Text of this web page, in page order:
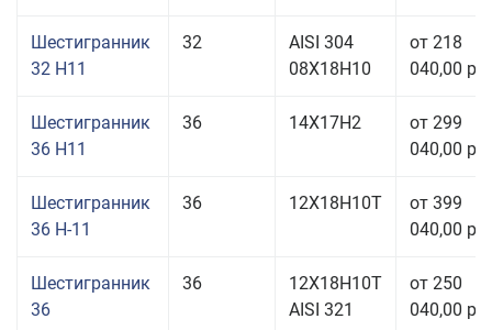
Шестигранник
32 H11
32
AISI 304
08Х18Н10
от 218
040,00
Шестигранник
36 H11
36 14Х17Н2
от 299
040,00
Шестигранник
36 Н-11
36 12Х18Н10Т
от 399
040,00
Шестигранник
36
36
12Х18Н10Т
AISI 321
от 250
040,00